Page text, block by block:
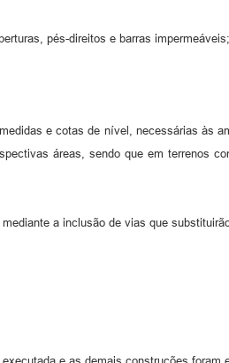
pés-direitos e barras impermeáveis;
e cotas de nível, necessárias às
áreas, sendo que em terrenos
a inclusão de vias que